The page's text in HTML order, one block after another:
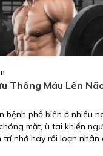
Thông Máu Lên
bệnh phổ biến ở nhiều
mặt, ù tai khiến
nhớ hay rối loạn nhân